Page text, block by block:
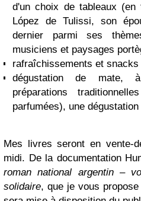
d'un choix de tableaux (en
López de Tulissi, son
dernier parmi ses
musiciens et paysages
rafraîchissements et snacks
dégustation de mate,
préparations
parfumées), une
Mes livres seront en vente-
midi. De la documentation
roman national argentin –
solidaire, que je vous